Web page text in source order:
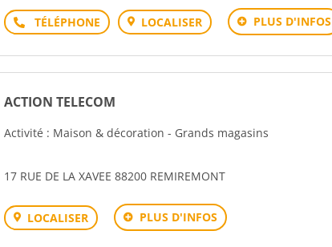
Téléphone LOCALISER PLUS D'INFOS
ACTION TELECOM
Activité : Maison & décoration - Grands magasins
17 RUE DE LA XAVEE 88200 REMIREMONT
LOCALISER PLUS D'INFOS